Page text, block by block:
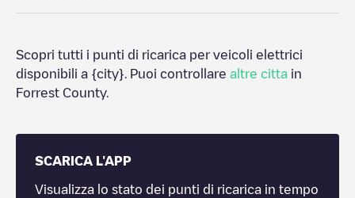
Scopri tutti i punti di ricarica per veicoli elettrici
disponibili a {city} . Puoi controllare altre citta in
Forrest County.
SCARICA L'APP
Visualizza lo stato dei punti di ricarica in tempo